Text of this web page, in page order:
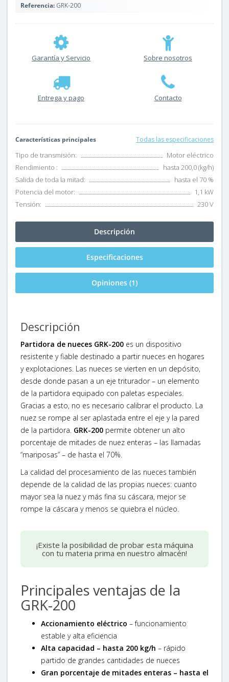
Referencia: GRK-200
Garantía y Servicio Sobre nosotros
Entrega y pago Contacto
Características principales Todas las especificaciones
Tipo de transmisión:
Motor eléctrico
Rendimiento :
hasta 200,0 (kg/h)
Salida de toda la mitad:
hasta el 70 %
Potencia del motor:
1,1 kW
Tensión:
230 V
Descripción
Especificaciones
Opiniones (1)
Descripción
Partidora de nueces GRK-200 es un dispositivo
resistente y fiable destinado a partir nueces en hogares
y explotaciones. Las nueces se vierten en un depósito,
desde donde pasan a un eje triturador – un elemento
de la partidora equipado con paletas especiales.
Gracias a esto, no es necesario calibrar el producto. La
nuez se rompe al ser aplastada entre el eje y la pared
de la partidora. GRK-200 permite obtener un alto
porcentaje de mitades de nuez enteras – las llamadas
“mariposas” – de hasta el 70%.
La calidad del procesamiento de las nueces también
depende de la calidad de las propias nueces: cuanto
mayor sea la nuez y más fina su cáscara, mejor se
rompe la cáscara y menos se quiebra el núcleo.
¡Existe la posibilidad de probar esta máquina
con tu materia prima en nuestro almacén!
Principales ventajas de la
GRK-200
Accionamiento eléctrico – funcionamiento
estable y alta eficiencia
Alta capacidad – hasta 200 kg/h – rápido
partido de grandes cantidades de nueces
Gran porcentaje de mitades enteras – hasta el